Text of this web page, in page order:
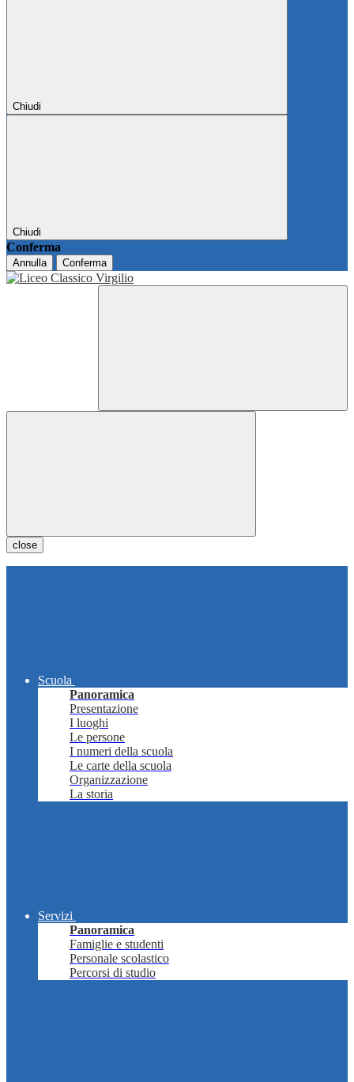
Chiudi
Chiudi
Conferma
Annulla Conferma
close
Scuola
Panoramica
Presentazione
I luoghi
Le persone
I numeri della scuola
Le carte della scuola
Organizzazione
La storia
Servizi
Panoramica
Famiglie e studenti
Personale scolastico
Percorsi di studio